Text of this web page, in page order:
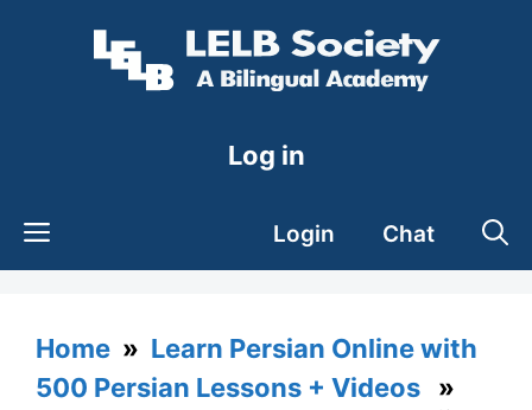
Log in
Login Chat
Home » Learn Persian Online with
500 Persian Lessons + Videos »